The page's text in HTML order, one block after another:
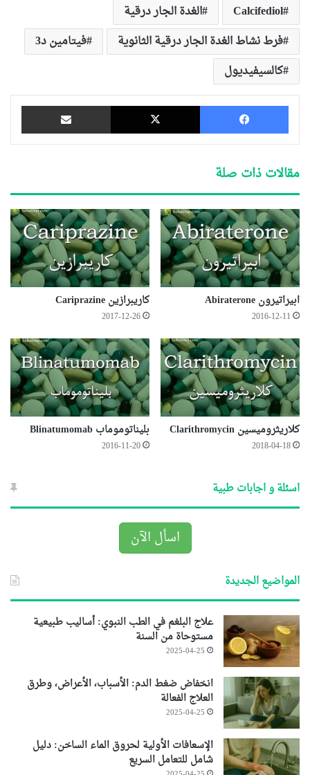
Calcifediol
الغدة الجار درقية
فرط نشاط الغدة الجار درقية الثانوية
فيتامين د3
كالسيفيديول
فيسبوك ‫X
مقالات ذات صلة
ابيراتيرون Abiraterone
2016-12-11
كاريبرازين Cariprazine
2017-12-26
كلاريثروميسين Clarithromycin
2018-04-18
بليناتوموماب Blinatumomab
2016-11-20
اسئلة و اجابات طبية
اسأل الآن
المواضيع الجديدة
علاج البلغم في الطب النبوي: أساليب طبيعية
مستوحاة من السنة
2025-04-25
انخفاض ضغط الدم: الأسباب، الأعراض، وطرق
العلاج الفعالة
2025-04-25
الإسعافات الأولية لحروق الماء الساخن: دليل
شامل للتعامل السريع